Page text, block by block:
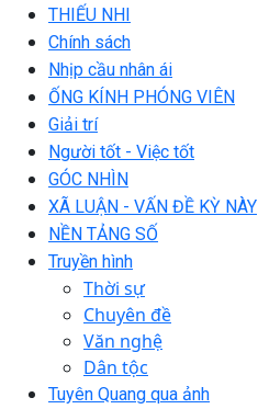
THIẾU NHI
Chính sách
Nhịp cầu nhân ái
ỐNG KÍNH PHÓNG VIÊN
Giải trí
Người tốt - Việc tốt
GÓC NHÌN
XÃ LUẬN - VẤN ĐỀ KỲ NÀY
NỀN TẢNG SỐ
Truyền hình
Thời sự
Chuyên đề
Văn nghệ
Dân tộc
Tuyên Quang qua ảnh